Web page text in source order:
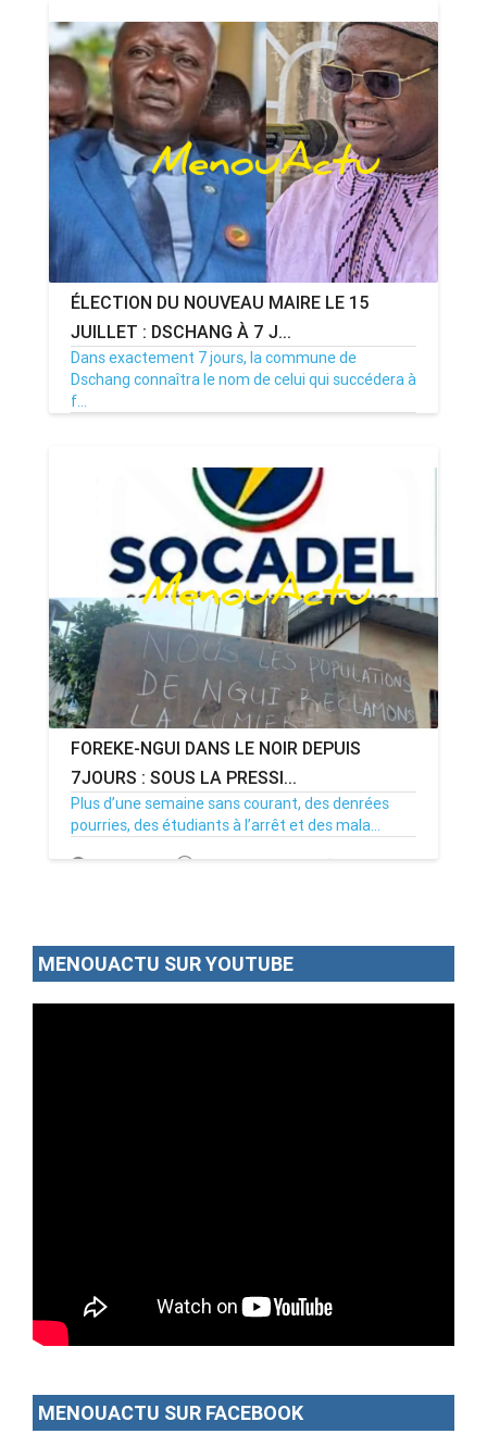
ÉLECTION DU NOUVEAU MAIRE LE 15
JUILLET : DSCHANG À 7 J...
Dans exactement 7 jours, la commune de
Dschang connaîtra le nom de celui qui succédera à
f...
FOREKE-NGUI DANS LE NOIR DEPUIS
7JOURS : SOUS LA PRESSI...
Plus d’une semaine sans courant, des denrées
pourries, des étudiants à l’arrêt et des mala...
02/07/26 Par MenouActu 0
MENOUACTU SUR YOUTUBE
MENOUACTU SUR FACEBOOK